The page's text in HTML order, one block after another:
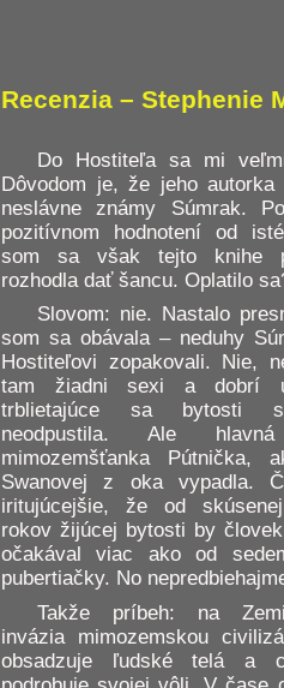
Recenzia – Stephenie
Do Hostiteľa sa mi
Dôvodom je, že jeho autorka
neslávne známy Súmrak.
pozitívnom hodnotení od
som sa však tejto knihe
rozhodla dať šancu. Oplatilo
Slovom: nie. Nastalo
som sa obávala – neduhy
Hostiteľovi zopakovali. Nie,
tam žiadni sexi a dobrí
trblietajúce sa bytosti
neodpustila. Ale
mimozemšťanka Pútnička,
Swanovej z oka vypadla.
iritujúcejšie, že od
rokov žijúcej bytosti by
očakával viac ako od
pubertiačky. No
Takže príbeh: na
invázia mimozemskou
obsadzuje ľudské telá a